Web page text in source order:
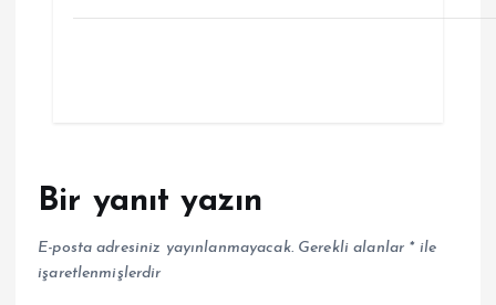
Bir yanıt yazın
E-posta adresiniz yayınlanmayacak. Gerekli alanlar *ile
işaretlenmişlerdir